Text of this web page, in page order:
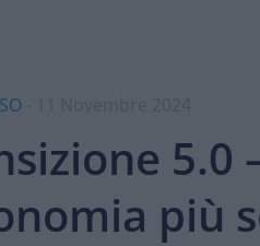
5.0
più